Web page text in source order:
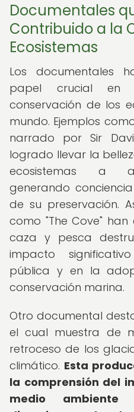
Documentales
Contribuido a la
Ecosistemas
Los documentales
papel crucial en
conservación de los
mundo. Ejemplos
narrado por Sir
logrado llevar la
ecosistemas a
generando
de su preservación.
como "The Cove"
caza y pesca
impacto
pública y en la
conservación marina.
Otro documental
el cual muestra de
retroceso de los
climático. Esta
la comprensión del
medio